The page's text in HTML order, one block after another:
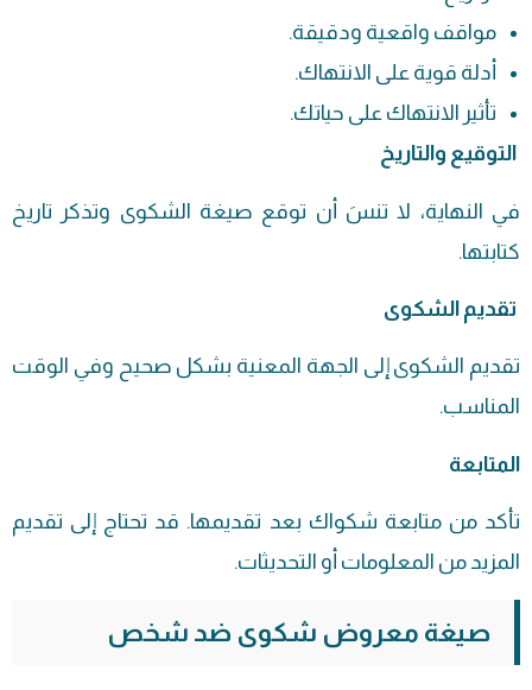
مواقف واقعية ودقيقة.
أدلة قوية على الانتهاك.
تأثير الانتهاك على حياتك.
التوقيع والتاريخ
في النهاية، لا تنسَ أن توقع صيغة الشكوى وتذكر تاريخ
كتابتها.
تقديم الشكوى
تقديم الشكوى إلى الجهة المعنية بشكل صحيح وفي الوقت
المناسب.
المتابعة
تأكد من متابعة شكواك بعد تقديمها. قد تحتاج إلى تقديم
المزيد من المعلومات أو التحديثات.
صيغة معروض شكوى ضد شخص